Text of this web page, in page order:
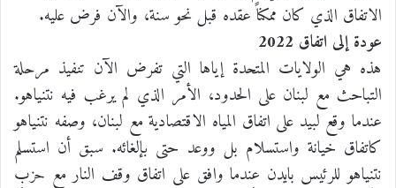
الاتفاق الذي كان ممكناً عقده قبل نحو سنة، والآن فرض عليه.
عودة إلى اتفاق 2022
هذه هي الولايات المتحدة إياها التي تفرض الآن تنفيذ مرحلة
التباحث مع لبنان على الحدود، الأمر الذي لم يرغب فيه نتنياهو.
عندما وقع لبيد على اتفاق المياه الاقتصادية مع لبنان، وصفه نتنياهو
كاتفاق خيانة واستسلام بل ووعد حتى بإلغائه. سبق أن استسلم
نتنياهو للرئيس بايدن عندما وافق على اتفاق وقف النار مع حزب